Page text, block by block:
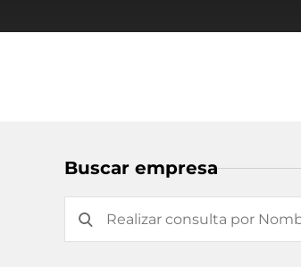
Buscar empresa